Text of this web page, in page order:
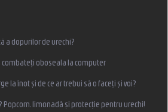
a dopurilor de urechi?
combateți oboseala la computer
la înot și de ce ar trebui să o faceți și voi?
Popcorn, limonadă și protecție pentru urechi!